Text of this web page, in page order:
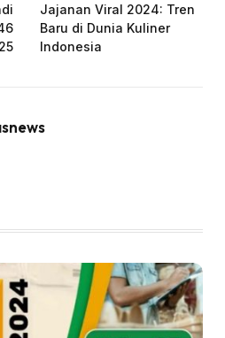
Jajanan Viral 2024: Tren
Baru di Dunia Kuliner
Indonesia